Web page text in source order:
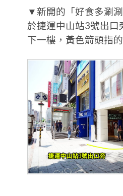
▼新開的「好食多涮
於捷運中山站3號出口
下一樓，黃色箭頭指